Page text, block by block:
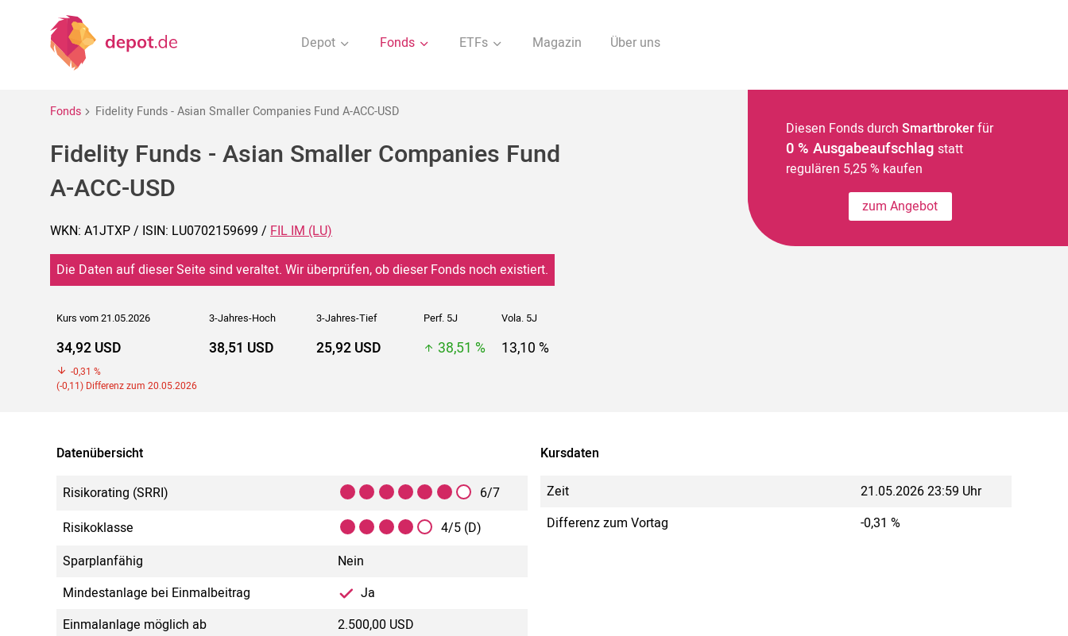
Depot Fonds ETFs Magazin Über uns
Fonds Fidelity Funds - Asian Smaller Companies Fund A-ACC-USD
Fidelity Funds - Asian Smaller Companies Fund
A-ACC-USD
WKN: A1JTXP / ISIN: LU0702159699 / FIL IM (LU)
Die Daten auf dieser Seite sind veraltet. Wir überprüfen, ob dieser Fonds noch existiert.
Kurs vom 21.05.2026 3-Jahres-Hoch 3-Jahres-Tief Perf. 5J Vola. 5J
34,92 USD
-0,31 %
(-0,11) Differenz zum 20.05.2026
38,51 USD 25,92 USD 38,51 % 13,10 %
Diesen Fonds durch Smartbrokerfür
0 % Ausgabeaufschlag statt
regulären 5,25 % kaufen
zum Angebot
Datenübersicht
Risikorating (SRRI)
6/7
Risikoklasse
4/5 (D)
Sparplanfähig
Nein
Mindestanlage bei Einmalbeitrag
Ja
Einmalanlage möglich ab
2.500,00 USD
Kursdaten
Zeit
21.05.2026 23:59 Uhr
Differenz zum Vortag
-0,31 %